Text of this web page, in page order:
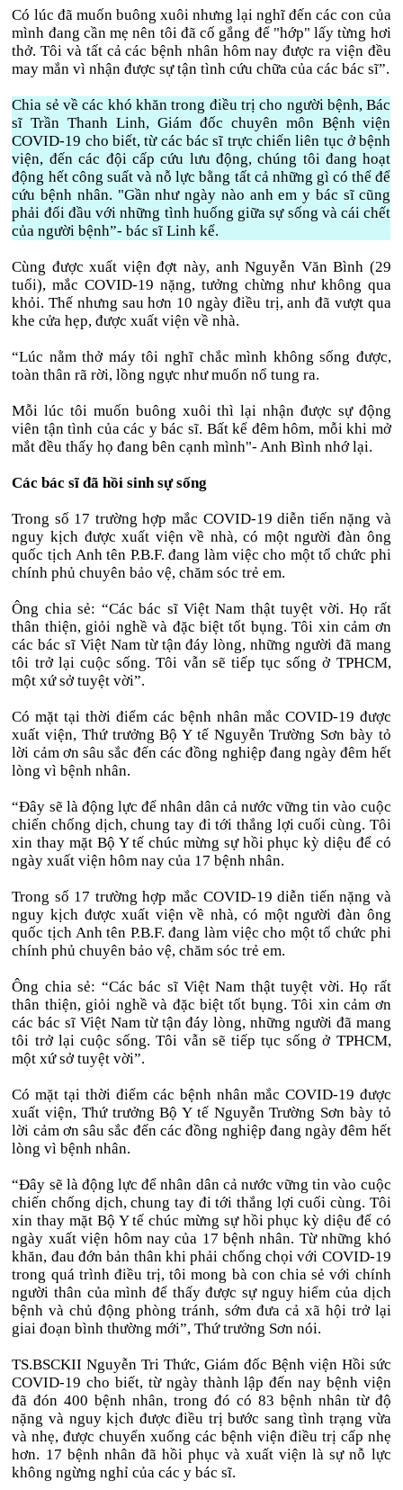
Có lúc đã muốn buông xuôi nhưng lại nghĩ đến các con của
mình đang cần mẹ nên tôi đã cố gắng để "hớp" lấy từng hơi
thở. Tôi và tất cả các bệnh nhân hôm nay được ra viện đều
may mắn vì nhận được sự tận tình cứu chữa của các bác sĩ”.
Chia sẻ về các khó khăn trong điều trị cho người bệnh, Bác
sĩ Trần Thanh Linh, Giám đốc chuyên môn Bệnh viện
COVID-19 cho biết, từ các bác sĩ trực chiến liên tục ở bệnh
viện, đến các đội cấp cứu lưu động, chúng tôi đang hoạt
động hết công suất và nỗ lực bằng tất cả những gì có thể để
cứu bệnh nhân. "Gần như ngày nào anh em y bác sĩ cũng
phải đối đầu với những tình huống giữa sự sống và cái chết
của người bệnh”- bác sĩ Linh kể.
Cùng được xuất viện đợt này, anh Nguyễn Văn Bình (29
tuổi), mắc COVID-19 nặng, tưởng chừng như không qua
khỏi. Thế nhưng sau hơn 10 ngày điều trị, anh đã vượt qua
khe cửa hẹp, được xuất viện về nhà.
“Lúc nằm thở máy tôi nghĩ chắc mình không sống được,
toàn thân rã rời, lồng ngực như muốn nổ tung ra.
Mỗi lúc tôi muốn buông xuôi thì lại nhận được sự động
viên tận tình của các y bác sĩ. Bất kể đêm hôm, mỗi khi mở
mắt đều thấy họ đang bên cạnh mình"- Anh Bình nhớ lại.
Các bác sĩ đã hồi sinh sự sống
Trong số 17 trường hợp mắc COVID-19 diễn tiến nặng và
nguy kịch được xuất viện về nhà, có một người đàn ông
quốc tịch Anh tên P.B.F. đang làm việc cho một tổ chức phi
chính phủ chuyên bảo vệ, chăm sóc trẻ em.
Ông chia sẻ: “Các bác sĩ Việt Nam thật tuyệt vời. Họ rất
thân thiện, giỏi nghề và đặc biệt tốt bụng. Tôi xin cảm ơn
các bác sĩ Việt Nam từ tận đáy lòng, những người đã mang
tôi trở lại cuộc sống. Tôi vẫn sẽ tiếp tục sống ở TPHCM,
một xứ sở tuyệt vời”.
Có mặt tại thời điểm các bệnh nhân mắc COVID-19 được
xuất viện, Thứ trưởng Bộ Y tế Nguyễn Trường Sơn bày tỏ
lời cảm ơn sâu sắc đến các đồng nghiệp đang ngày đêm hết
lòng vì bệnh nhân.
“Đây sẽ là động lực để nhân dân cả nước vững tin vào cuộc
chiến chống dịch, chung tay đi tới thắng lợi cuối cùng. Tôi
xin thay mặt Bộ Y tế chúc mừng sự hồi phục kỳ diệu để có
ngày xuất viện hôm nay của 17 bệnh nhân.
Trong số 17 trường hợp mắc COVID-19 diễn tiến nặng và
nguy kịch được xuất viện về nhà, có một người đàn ông
quốc tịch Anh tên P.B.F. đang làm việc cho một tổ chức phi
chính phủ chuyên bảo vệ, chăm sóc trẻ em.
Ông chia sẻ: “Các bác sĩ Việt Nam thật tuyệt vời. Họ rất
thân thiện, giỏi nghề và đặc biệt tốt bụng. Tôi xin cảm ơn
các bác sĩ Việt Nam từ tận đáy lòng, những người đã mang
tôi trở lại cuộc sống. Tôi vẫn sẽ tiếp tục sống ở TPHCM,
một xứ sở tuyệt vời”.
Có mặt tại thời điểm các bệnh nhân mắc COVID-19 được
xuất viện, Thứ trưởng Bộ Y tế Nguyễn Trường Sơn bày tỏ
lời cảm ơn sâu sắc đến các đồng nghiệp đang ngày đêm hết
lòng vì bệnh nhân.
“Đây sẽ là động lực để nhân dân cả nước vững tin vào cuộc
chiến chống dịch, chung tay đi tới thắng lợi cuối cùng. Tôi
xin thay mặt Bộ Y tế chúc mừng sự hồi phục kỳ diệu để có
ngày xuất viện hôm nay của 17 bệnh nhân. Từ những khó
khăn, đau đớn bản thân khi phải chống chọi với COVID-19
trong quá trình điều trị, tôi mong bà con chia sẻ với chính
người thân của mình để thấy được sự nguy hiểm của dịch
bệnh và chủ động phòng tránh, sớm đưa cả xã hội trở lại
giai đoạn bình thường mới”, Thứ trưởng Sơn nói.
TS.BSCKII Nguyễn Tri Thức, Giám đốc Bệnh viện Hồi sức
COVID-19 cho biết, từ ngày thành lập đến nay bệnh viện
đã đón 400 bệnh nhân, trong đó có 83 bệnh nhân từ độ
nặng và nguy kịch được điều trị bước sang tình trạng vừa
và nhẹ, được chuyển xuống các bệnh viện điều trị cấp nhẹ
hơn. 17 bệnh nhân đã hồi phục và xuất viện là sự nỗ lực
không ngừng nghỉ của các y bác sĩ.